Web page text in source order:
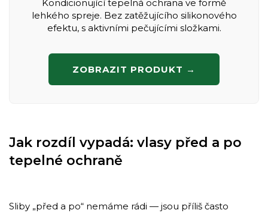
Kondicionující tepelná ochrana ve formě
lehkého spreje. Bez zatěžujícího silikonového
efektu, s aktivními pečujícími složkami.
ZOBRAZIT PRODUKT →
Jak rozdíl vypadá: vlasy před a po
tepelné ochraně
Sliby „před a po“ nemáme rádi — jsou příliš často